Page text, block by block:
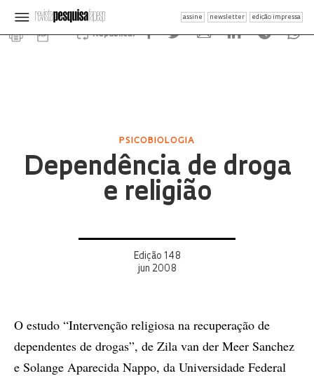
assine newsletter edição impressa
Republicar
PSICOBIOLOGIA
Dependência de droga
e religião
Edição 148
jun 2008
O estudo “Intervenção religiosa na recuperação de
dependentes de drogas”, de Zila van der Meer Sanchez
e Solange Aparecida Nappo, da Universidade Federal